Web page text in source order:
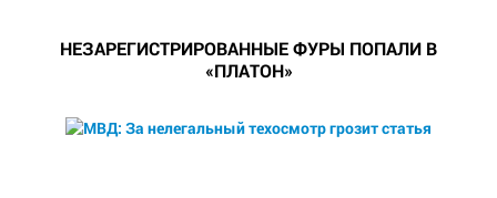
НЕЗАРЕГИСТРИРОВАННЫЕ ФУРЫ ПОПАЛИ В
«ПЛАТОН»